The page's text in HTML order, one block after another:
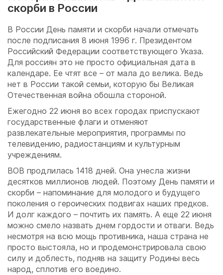
скорби в России
В России День памяти и скорби начали отмечать
после подписания 8 июня 1996 г. Президентом
Российский Федерации соответствующего Указа.
Для россиян это не просто официальная дата в
календаре. Ее чтят все – от мала до велика. Ведь
нет в России такой семьи, которую бы Великая
Отечественная война обошла стороной.
Ежегодно 22 июня во всех городах приспускают
государственные флаги и отменяют
развлекательные мероприятия, программы по
телевидению, радиостанциям и культурным
учреждениям.
ВОВ продлилась 1418 дней. Она унесла жизни
десятков миллионов людей. Поэтому День памяти и
скорби – напоминание для молодого и будущего
поколения о героических подвигах наших предков.
И долг каждого – почтить их память. А еще 22 июня
можно смело назвать днем гордости и отваги. Ведь
несмотря на всю мощь противника, наша страна не
просто выстояла, но и продемонстрировала свою
силу и доблесть, подняв на защиту Родины весь
народ, сплотив его воедино.